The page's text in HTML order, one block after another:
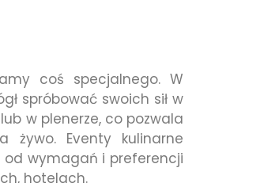
coś specjalnego. W
spróbować swoich sił w
w plenerze, co pozwala
żywo. Eventy kulinarne
od wymagań i preferencji
hotelach.